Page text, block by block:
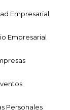
Empresarial
Empresarial
Personales